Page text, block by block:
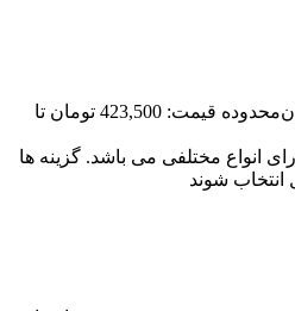
محدوده قیمت: 423,500 تومان تا
انواع مختلفی می باشد. گزینه ها
شوند